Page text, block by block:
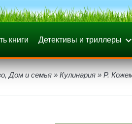
книги Детективы и триллеры
Дом и семья » Кулинария » Р.